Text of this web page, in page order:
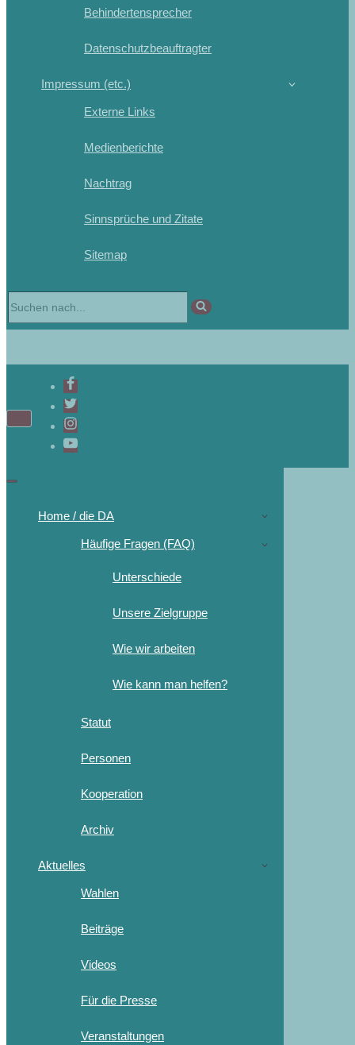
Behindertensprecher
Datenschutzbeauftragter
Impressum (etc.)
Externe Links
Medienberichte
Nachtrag
Sinnsprüche und Zitate
Sitemap
Home / die DA
Häufige Fragen (FAQ)
Unterschiede
Unsere Zielgruppe
Wie wir arbeiten
Wie kann man helfen?
Statut
Personen
Kooperation
Archiv
Aktuelles
Wahlen
Beiträge
Videos
Für die Presse
Veranstaltungen